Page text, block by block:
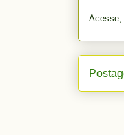
Acesse,